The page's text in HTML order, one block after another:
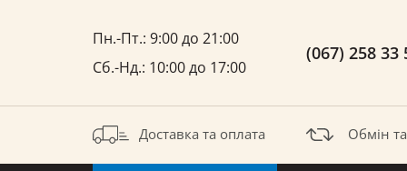
Пн.-Пт.: 9:00 до 21:00
Сб.-Нд.: 10:00 до 17:00
(067) 258 33
Доставка та оплата Обмін